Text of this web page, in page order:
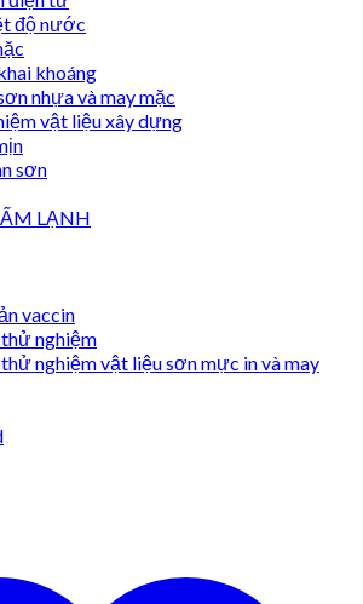
độ nước
khoáng
nhựa và may mặc
vật liệu xây dựng
sơn
LẠNH
vaccin
nghiệm
nghiệm vật liệu sơn mực in và may